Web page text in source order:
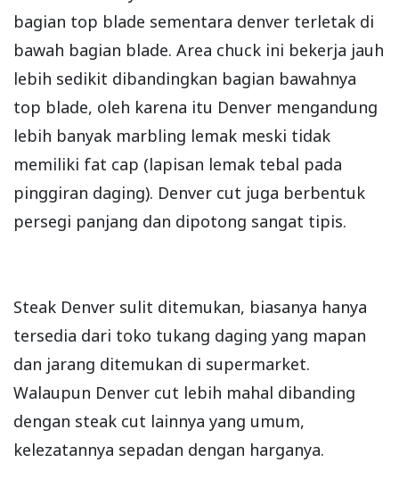
bagian top blade sementara denver terletak di
bawah bagian blade. Area chuck ini bekerja jauh
lebih sedikit dibandingkan bagian bawahnya
top blade, oleh karena itu Denver mengandung
lebih banyak marbling lemak meski tidak
memiliki fat cap (lapisan lemak tebal pada
pinggiran daging). Denver cut juga berbentuk
persegi panjang dan dipotong sangat tipis.
Steak Denver sulit ditemukan, biasanya hanya
tersedia dari toko tukang daging yang mapan
dan jarang ditemukan di supermarket.
Walaupun Denver cut lebih mahal dibanding
dengan steak cut lainnya yang umum,
kelezatannya sepadan dengan harganya.